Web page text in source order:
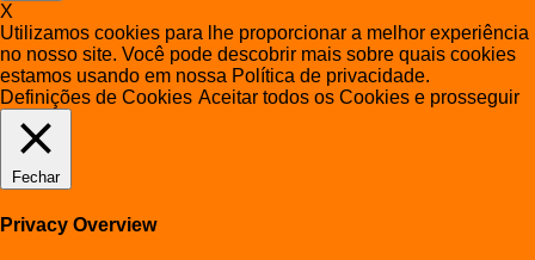
X
Utilizamos cookies para lhe proporcionar a melhor experiência
no nosso site. Você pode descobrir mais sobre quais cookies
estamos usando em nossa Política de privacidade.
Definições de Cookies Aceitar todos os Cookies e prosseguir
Fechar
Privacy Overview